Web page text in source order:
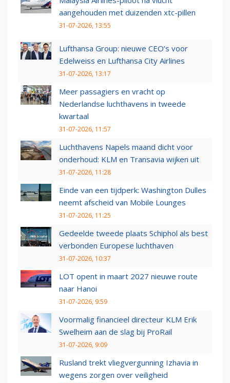
aangehouden met duizenden xtc-pillen
31-07-2026, 13:55
Lufthansa Group: nieuwe CEO’s voor
Edelweiss en Lufthansa City Airlines
31-07-2026, 13:17
Meer passagiers en vracht op
Nederlandse luchthavens in tweede
kwartaal
31-07-2026, 11:57
Luchthavens Napels maand dicht voor
onderhoud: KLM en Transavia wijken uit
31-07-2026, 11:28
Einde van een tijdperk: Washington Dulles
neemt afscheid van Mobile Lounges
31-07-2026, 11:25
Gedeelde tweede plaats Schiphol als best
verbonden Europese luchthaven
31-07-2026, 10:37
LOT opent in maart 2027 nieuwe route
naar Hanoi
31-07-2026, 9:59
Voormalig financieel directeur KLM Erik
Swelheim aan de slag bij ProRail
31-07-2026, 9:09
Rusland trekt vliegvergunning Izhavia in
wegens zorgen over veiligheid